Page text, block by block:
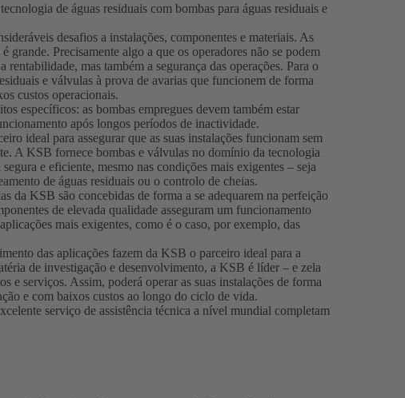
de águas residuais com bombas para águas residuais e
desafios a instalações, componentes e materiais. As
grande. Precisamente algo a que os operadores não se podem
mas também a segurança das operações. Para o
e válvulas à prova de avarias que funcionem de forma
custos operacionais.
específicos: as bombas empregues devem também estar
após longos períodos de inactividade.
ideal para assegurar que as suas instalações funcionam sem
A KSB fornece bombas e válvulas no domínio da tecnologia
e eficiente, mesmo nas condições mais exigentes – seja
de águas residuais ou o controlo de cheias.
da KSB são concebidas de forma a se adequarem na perfeição
de elevada qualidade asseguram um funcionamento
mais exigentes, como é o caso, por exemplo, das
das aplicações fazem da KSB o parceiro ideal para a
de investigação e desenvolvimento, a KSB é líder – e zela
e serviços. Assim, poderá operar as suas instalações de forma
e com baixos custos ao longo do ciclo de vida.
serviço de assistência técnica a nível mundial completam